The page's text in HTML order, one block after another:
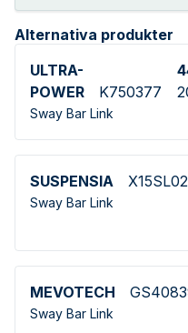
Alternativa produkter
ULTRA-
POWER
K750377
Sway Bar Link
SUSPENSIA
Sway Bar Link
MEVOTECH
Sway Bar Link